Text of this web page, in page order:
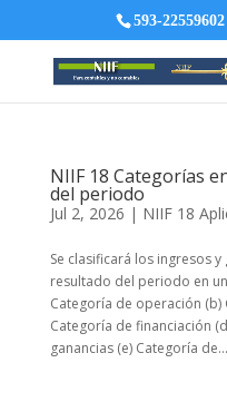
593-22559602
NIIF 18 Categorías
del periodo
Jul 2, 2026 | NIIF 18
Se clasificará los ingresos
resultado del periodo en
Categoría de operación (b)
Categoría de financiación
ganancias (e) Categoría de...